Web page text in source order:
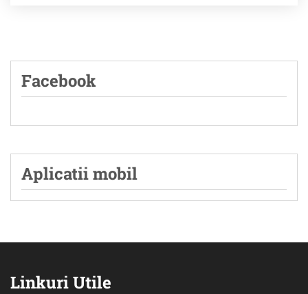
Facebook
Aplicatii mobil
Linkuri Utile